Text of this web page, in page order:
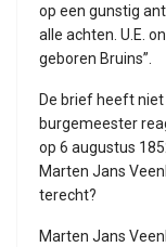
op een gunstig
alle achten. U.E.
geboren Bruins”.
De brief heeft
burgemeester
op 6 augustus
Marten Jans
terecht?
Marten Jans